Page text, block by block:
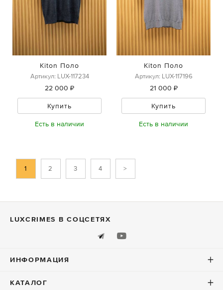
Kiton Поло
Артикул: LUX-117234
22 000 ₽
Купить
Есть в наличии
Kiton Поло
Артикул: LUX-117196
21 000 ₽
Купить
Есть в наличии
1 2 3 4 >
LUXСRIMES В СОЦСЕТЯХ
ИНФОРМАЦИЯ
КАТАЛОГ